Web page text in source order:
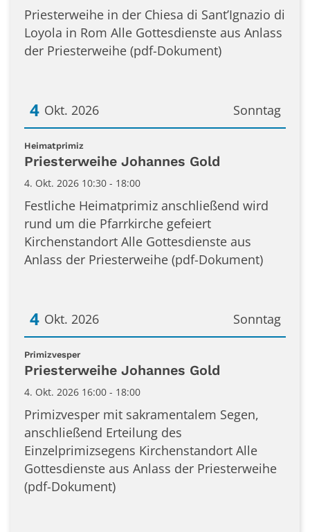
Priesterweihe in der Chiesa di Sant’Ignazio di
Loyola in Rom Alle Gottesdienste aus Anlass
der Priesterweihe (pdf-Dokument)
Sonntag
4 Okt. 2026
Datum: 4. Oktober 2026
Heimatprimiz
Priesterweihe Johannes Gold
4. Okt. 2026 10:30 - 18:00
Festliche Heimatprimiz anschließend wird
rund um die Pfarrkirche gefeiert
Kirchenstandort Alle Gottesdienste aus
Anlass der Priesterweihe (pdf-Dokument)
Sonntag
4 Okt. 2026
Datum: 4. Oktober 2026
Primizvesper:
Priesterweihe Johannes Gold
4. Okt. 2026 16:00 - 18:00
Primizvesper mit sakramentalem Segen,
anschließend Erteilung des
Einzelprimizsegens Kirchenstandort Alle
Gottesdienste aus Anlass der Priesterweihe
(pdf-Dokument)